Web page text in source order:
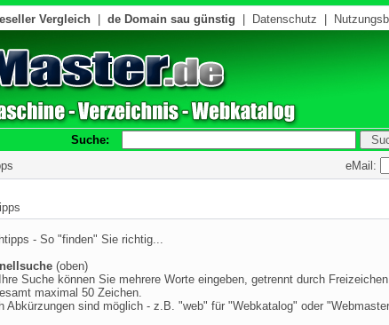
Vergleich de Domain sau günstig Datenschutz
Suche:
eMail:
- So "finden" Sie richtig...
(oben)
Suche können Sie mehrere Worte eingeben, getrennt durch
maximal 50 Zeichen.
Abkürzungen sind möglich - z.B. "web" für "Webkatalog" oder